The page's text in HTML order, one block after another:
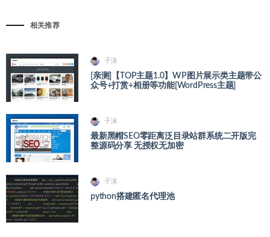
相关推荐
子沫
[亲测]【TOP主题1.0】WP图片展示类主题带公
众号+打赏+相册等功能[WordPress主题]
子沫
最新黑帽SEO零距离泛目录站群系统二开版完
整源码分享 无授权无加密
子沫
python搭建匿名代理池